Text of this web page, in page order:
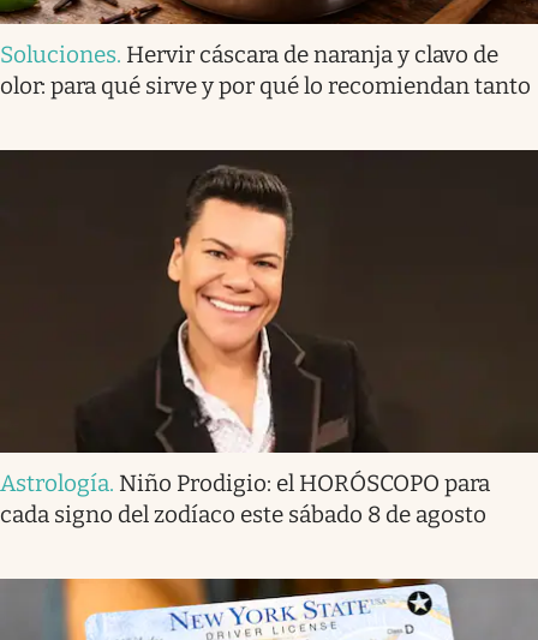
Soluciones. Hervir cáscara de naranja y clavo de
olor: para qué sirve y por qué lo recomiendan tanto
Astrología. Niño Prodigio: el HORÓSCOPO para
cada signo del zodíaco este sábado 8 de agosto